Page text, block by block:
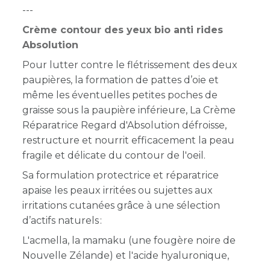
---
Crème contour des yeux bio anti rides
Absolution
Pour lutter contre le flétrissement des deux
paupières, la formation de pattes d’oie et
même les éventuelles petites poches de
graisse sous la paupière inférieure, La Crème
Réparatrice Regard d'Absolution défroisse,
restructure et nourrit efficacement la peau
fragile et délicate du contour de l'oeil.
Sa formulation protectrice et réparatrice
apaise les peaux irritées ou sujettes aux
irritations cutanées grâce à une sélection
d’actifs naturels :
L'acmella, la mamaku (une fougère noire de
Nouvelle Zélande) et l'acide hyaluronique,